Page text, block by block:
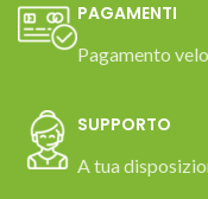
PAGAMENTI
Pagamento
SUPPORTO
A tua